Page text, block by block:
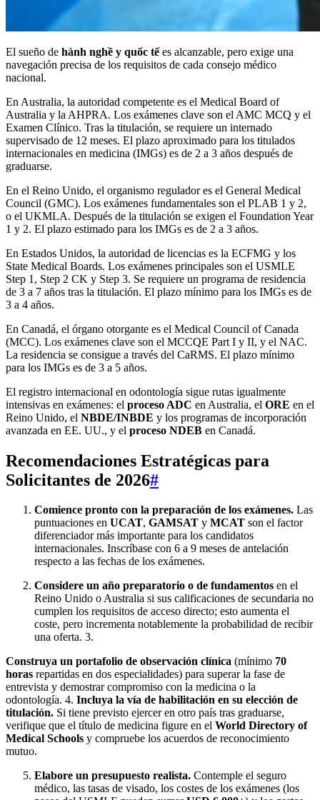
El sueño de hành nghề y quốc tếes alcanzable, pero exige una
navegación precisa de los requisitos de cada consejo médico
nacional.
En Australia, la autoridad competente es el Medical Board of
Australia y la AHPRA. Los exámenes clave son el AMC MCQ y el
Examen Clínico. Tras la titulación, se requiere un internado
supervisado de 12 meses. El plazo aproximado para los titulados
internacionales en medicina (IMGs) es de 2 a 3 años después de
graduarse.
En el Reino Unido, el organismo regulador es el General Medical
Council (GMC). Los exámenes fundamentales son el PLAB 1 y 2,
o el UKMLA. Después de la titulación se exigen el Foundation Year
1 y 2. El plazo estimado para los IMGs es de 2 a 3 años.
En Estados Unidos, la autoridad de licencias es la ECFMG y los
State Medical Boards. Los exámenes principales son el USMLE
Step 1, Step 2 CK y Step 3. Se requiere un programa de residencia
de 3 a 7 años tras la titulación. El plazo mínimo para los IMGs es de
3 a 4 años.
En Canadá, el órgano otorgante es el Medical Council of Canada
(MCC). Los exámenes clave son el MCCQE Part I y II, y el NAC.
La residencia se consigue a través del CaRMS. El plazo mínimo
para los IMGs es de 3 a 5 años.
El registro internacional en odontología sigue rutas igualmente
intensivas en exámenes: el proceso ADC en Australia, el ORE en el
Reino Unido, el NBDE/INBDE y los programas de incorporación
avanzada en EE. UU., y el proceso NDEB en Canadá.
Recomendaciones Estratégicas para
Solicitantes de 2026#
Comience pronto con la preparación de los exámenes. Las
puntuaciones en UCAT, GAMSAT y MCAT son el factor
diferenciador más importante para los candidatos
internacionales. Inscríbase con 6 a 9 meses de antelación
respecto a las fechas de los exámenes.
Considere un año preparatorio o de fundamentos en el
Reino Unido o Australia si sus calificaciones de secundaria no
cumplen los requisitos de acceso directo; esto aumenta el
coste, pero incrementa notablemente la probabilidad de recibir
una oferta. 3.
Construya un portafolio de observación clínica (mínimo 70
horas repartidas en dos especialidades) para superar la fase de
entrevista y demostrar compromiso con la medicina o la
odontología. 4. Incluya la vía de habilitación en su elección de
titulación. Si tiene previsto ejercer en otro país tras graduarse,
verifique que el título de medicina figure en el World Directory of
Medical Schools y compruebe los acuerdos de reconocimiento
mutuo.
Elabore un presupuesto realista. Contemple el seguro
médico, las tasas de visado, los costes de los exámenes (los